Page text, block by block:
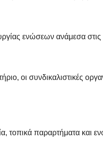
ενώσεων ανάμεσα
οι συνδικαλιστικές
τοπικά παραρτήματα και